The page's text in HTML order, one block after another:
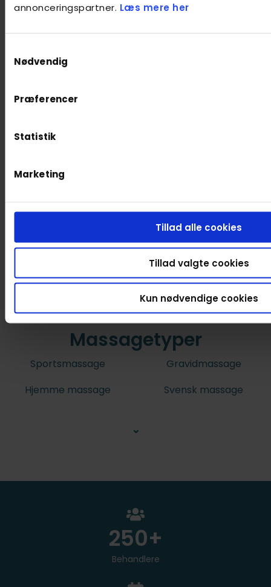
annonceringspartner. Læs mere her
Nødvendig
Præferencer
Statistik
Marketing
Tillad alle cookies
Tillad valgte cookies
Kun nødvendige cookies
Massagetyper
Sportsmassage
Gravidmassage
Hjemme massage
Svensk massage
⌄
Behandlere
250+